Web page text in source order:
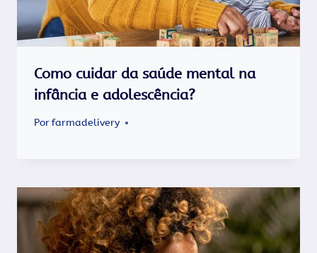
Como cuidar da saúde mental na
infância e adolescência?
Porfarmadelivery